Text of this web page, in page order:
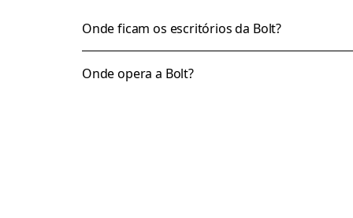
Onde ficam os escritórios da Bolt?
Onde opera a Bolt?